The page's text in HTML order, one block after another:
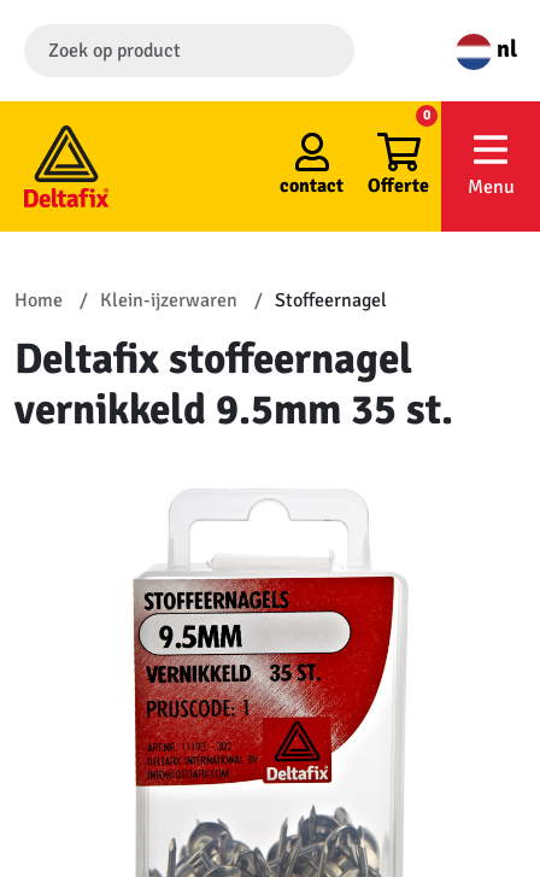
nl
contact Offerte
0
Menu
Home Klein-ijzerwaren Stoffeernagel
Deltafix stoffeernagel
vernikkeld 9.5mm 35 st.